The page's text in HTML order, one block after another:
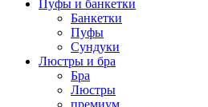
Пуфы и банкетки
Банкетки
Пуфы
Сундуки
Люстры и бра
Бра
Люстры
премиум